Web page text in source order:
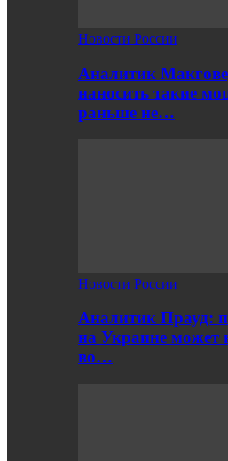
Новости России
Аналитик
наносить такие
раньше не…
Новости России
Аналитик Прауд:
на Украине может
во…